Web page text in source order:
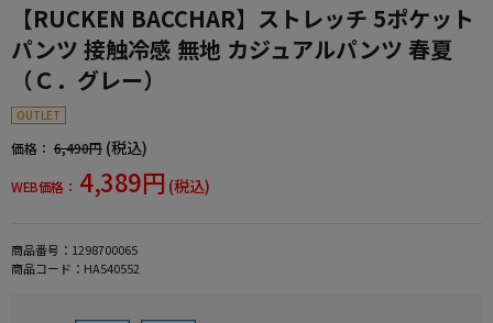
【RUCKEN BACCHAR】ストレッチ 5ポケット
パンツ 接触冷感 無地 カジュアルパンツ 春夏
（Ｃ．グレー）
OUTLET
価格： 6,490円 (税込)
WEB価格： 4,389円 (税込)
商品番号： 1298700065
商品コード： HA540552